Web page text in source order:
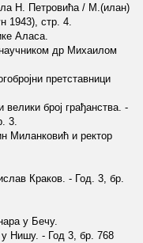
Н. Петровића / М.(илан)
1943), стр. 4.
Аласа.
др Михаилом
претставници
велики број грађанства. -
3.
Миланковић и ректор
Краков. - Год. 3, бр.
у Бечу.
Нишу. - Год 3, бр. 768